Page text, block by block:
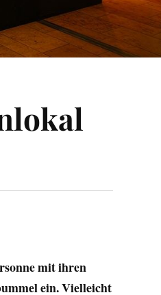
mit ihren
ein. Vielleicht